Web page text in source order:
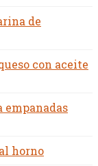
de
con aceite
empanadas
horno